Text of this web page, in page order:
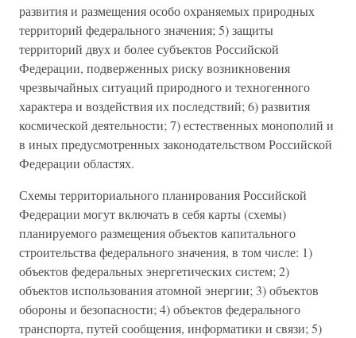
развития и размещения особо охраняемых природных
территорий федерального значения; 5) защиты
территорий двух и более субъектов Российской
Федерации, подверженных риску возникновения
чрезвычайных ситуаций природного и техногенного
характера и воздействия их последствий; 6) развития
космической деятельности; 7) естественных монополий и
в иных предусмотренных законодательством Российской
Федерации областях.
Схемы территориального планирования Российской
Федерации могут включать в себя карты (схемы)
планируемого размещения объектов капитального
строительства федерального значения, в том числе: 1)
объектов федеральных энергетических систем; 2)
объектов использования атомной энергии; 3) объектов
обороны и безопасности; 4) объектов федерального
транспорта, путей сообщения, информатики и связи; 5)